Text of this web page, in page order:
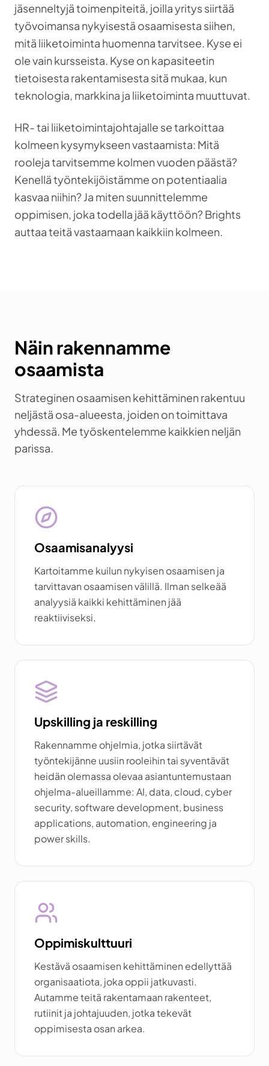
jäsenneltyjä toimenpiteitä, joilla yritys siirtää
työvoimansa nykyisestä osaamisesta siihen,
mitä liiketoiminta huomenna tarvitsee. Kyse ei
ole vain kursseista. Kyse on kapasiteetin
tietoisesta rakentamisesta sitä mukaa, kun
teknologia, markkina ja liiketoiminta muuttuvat.
HR- tai liiketoimintajohtajalle se tarkoittaa
kolmeen kysymykseen vastaamista: Mitä
rooleja tarvitsemme kolmen vuoden päästä?
Kenellä työntekijöistämme on potentiaalia
kasvaa niihin? Ja miten suunnittelemme
oppimisen, joka todella jää käyttöön? Brights
auttaa teitä vastaamaan kaikkiin kolmeen.
Näin rakennamme
osaamista
Strateginen osaamisen kehittäminen rakentuu
neljästä osa-alueesta, joiden on toimittava
yhdessä. Me työskentelemme kaikkien neljän
parissa.
Osaamisanalyysi
Kartoitamme kuilun nykyisen osaamisen ja
tarvittavan osaamisen välillä. Ilman selkeää
analyysiä kaikki kehittäminen jää
reaktiiviseksi.
Upskilling ja reskilling
Rakennamme ohjelmia, jotka siirtävät
työntekijänne uusiin rooleihin tai syventävät
heidän olemassa olevaa asiantuntemustaan
ohjelma-alueillamme: AI, data, cloud, cyber
security, software development, business
applications, automation, engineering ja
power skills.
Oppimiskulttuuri
Kestävä osaamisen kehittäminen edellyttää
organisaatiota, joka oppii jatkuvasti.
Autamme teitä rakentamaan rakenteet,
rutiinit ja johtajuuden, jotka tekevät
oppimisesta osan arkea.